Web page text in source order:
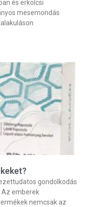
és erkölcsi
mesemondás
gondolkodás
Az emberek
nemcsak az